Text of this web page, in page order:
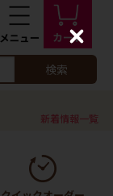
検索
新着情報一覧
C
l
s